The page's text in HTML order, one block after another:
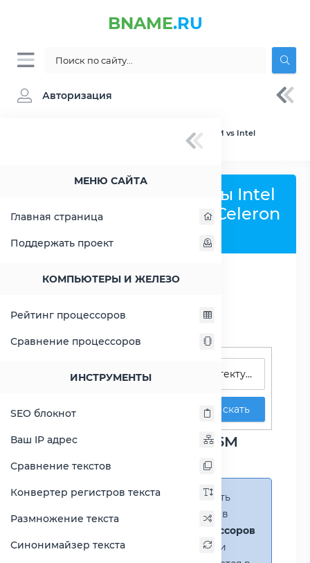
BNAME.RU
Авторизация
МЕНЮ САЙТА
Главная страница
Поддержать проект
КОМПЬЮТЕРЫ И ЖЕЛЕЗО
Рейтинг процессоров
Сравнение процессоров
ИНСТРУМЕНТЫ
SEO блокнот
Ваш IP адрес
Сравнение текстов
Конвертер регистров текста
Размножение текста
Синонимайзер текста
» Сравнение Intel Celeron 1005M vs Intel
Сравнить процессоры Intel
Celeron 1005M и Intel Celeron
Поиск процессоров
Искать
Сравнение Celeron 1005M
против Celeron 2957U
Справка:Можно добавить
несколько процессоров в
(до 14 процессоров
в таблице)
. В случае если